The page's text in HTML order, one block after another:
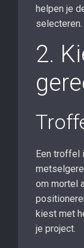
helpen je
selecteren.
2.
Een troffel
om mortel
kiest met
je project.